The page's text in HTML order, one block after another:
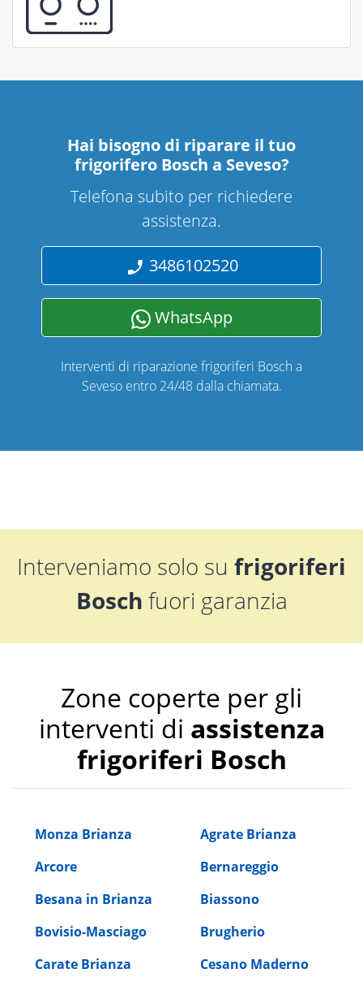
Hai bisogno di riparare il tuo
frigorifero Bosch a Seveso?
Telefona subito per richiedere
assistenza.
3486102520
WhatsApp
Interventi di riparazione frigoriferi Bosch a
Seveso entro 24/48 dalla chiamata.
Interveniamo solo su frigoriferi
Bosch fuori garanzia
Zone coperte per gli
interventi di assistenza
frigoriferi Bosch
Monza Brianza
Agrate Brianza
Arcore
Bernareggio
Besana in Brianza
Biassono
Bovisio-Masciago
Brugherio
Carate Brianza
Cesano Maderno